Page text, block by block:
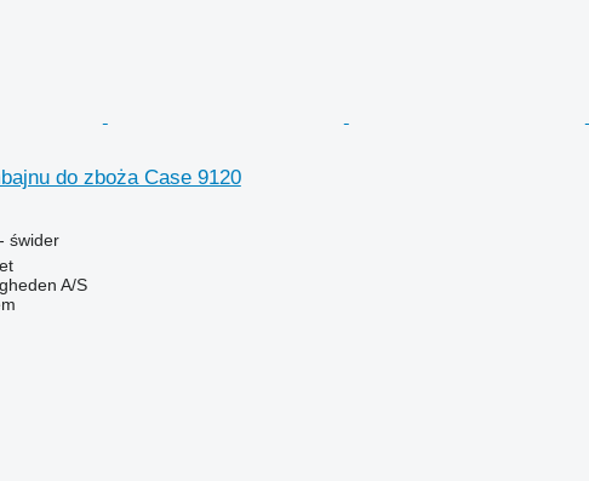
do zboża Case 9120
świder
A/S